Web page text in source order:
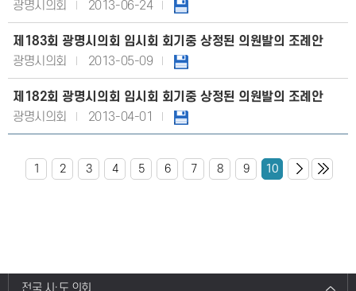
광명시의회
2013-06-24
제183회 광명시의회 임시회 회기중 상정된 의원발의 조례안
광명시의회
2013-05-09
제182회 광명시의회 임시회 회기중 상정된 의원발의 조례안
광명시의회
2013-04-01
1 2 3 4 5 6 7 8 9 10
전국 시·도 의회